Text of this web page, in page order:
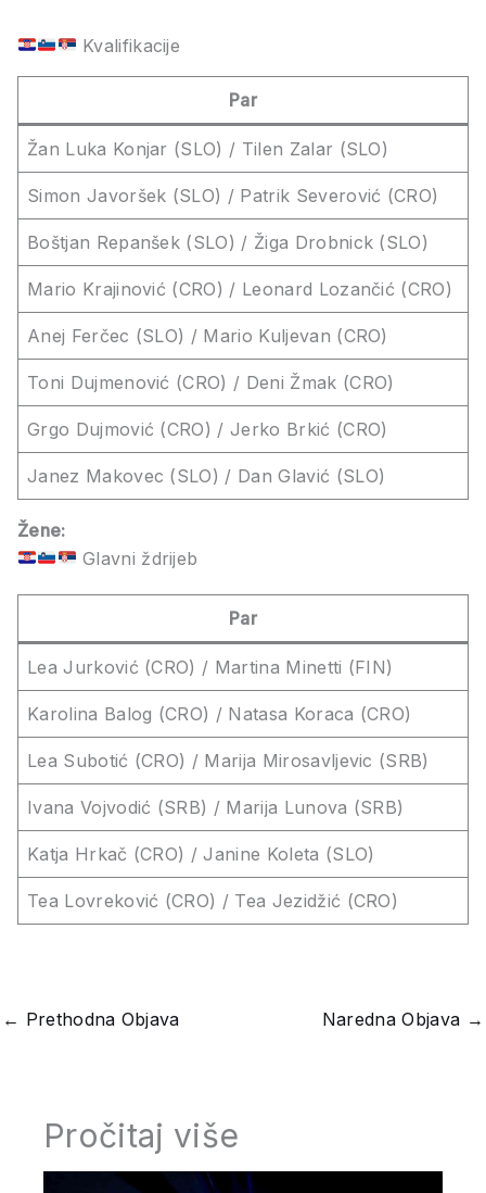
Kvalifikacije
Par
Žan Luka Konjar (SLO) / Tilen Zalar (SLO)
Simon Javoršek (SLO) / Patrik Severović (CRO)
Boštjan Repanšek (SLO) / Žiga Drobnick (SLO)
Mario Krajinović (CRO) / Leonard Lozančić (CRO)
Anej Ferčec (SLO) / Mario Kuljevan (CRO)
Toni Dujmenović (CRO) / Deni Žmak (CRO)
Grgo Dujmović (CRO) / Jerko Brkić (CRO)
Janez Makovec (SLO) / Dan Glavić (SLO)
Žene:
Glavni ždrijeb
Par
Lea Jurković (CRO) / Martina Minetti (FIN)
Karolina Balog (CRO) / Natasa Koraca (CRO)
Lea Subotić (CRO) / Marija Mirosavljevic (SRB)
Ivana Vojvodić (SRB) / Marija Lunova (SRB)
Katja Hrkač (CRO) / Janine Koleta (SLO)
Tea Lovreković (CRO) / Tea Jezidžić (CRO)
← Prethodna Objava Naredna Objava →
Pročitaj više